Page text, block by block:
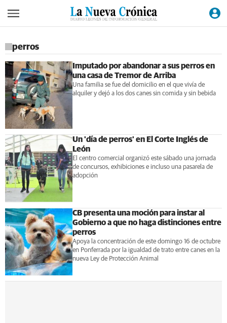
perros
Imputado por abandonar a sus perros en
una casa de Tremor de Arriba
Una familia se fue del domicilio en el que vivía de
alquiler y dejó a los dos canes sin comida y sin bebida
Un 'día de perros' en El Corte Inglés de
León
El centro comercial organizó este sábado una jornada
de concursos, exhibiciones e incluso una pasarela de
adopción
CB presenta una moción para instar al
Gobierno a que no haga distinciones entre
perros
Apoya la concentración de este domingo 16 de octubre
en Ponferrada por la igualdad de trato entre canes en la
nueva Ley de Protección Animal